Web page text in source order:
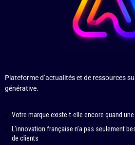
Plateforme d’actualités et de ressources
générative.
Votre marque existe-t-elle encore quand
L’innovation française n’a pas seulement
de clients